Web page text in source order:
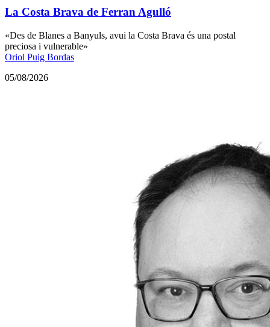
La Costa Brava de Ferran Agulló
«Des de Blanes a Banyuls, avui la Costa Brava és una postal
preciosa i vulnerable»
Oriol Puig Bordas
05/08/2026